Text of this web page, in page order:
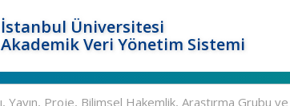
İstanbul Üniversitesi
Akademik Veri Yönetim Sistemi